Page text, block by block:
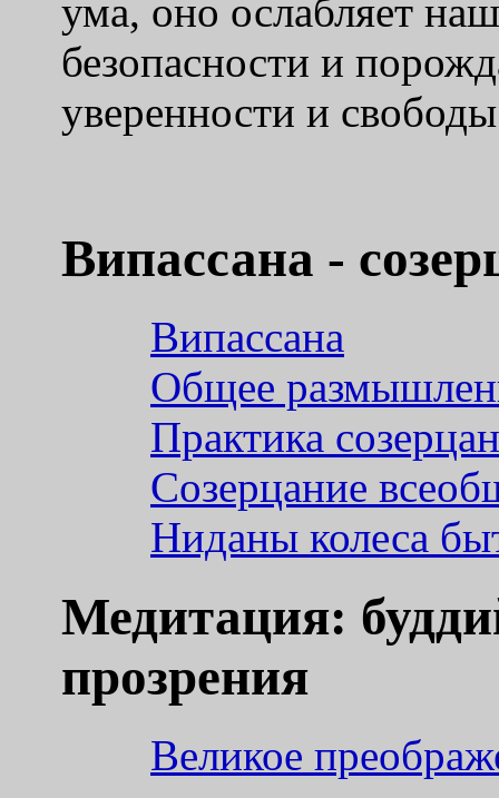
ума, оно ослабляет
безопасности и
уверенности и
Випассана -
Випассана
Общее
Практика
Созерцание
Ниданы колеса
Медитация:
прозрения
Великое